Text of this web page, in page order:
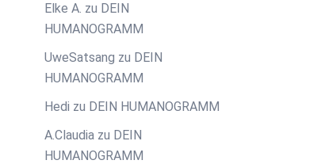
Elke A. zu DEIN
HUMANOGRAMM
UweSatsang zu DEIN
HUMANOGRAMM
Hedi zu DEIN HUMANOGRAMM
A.Claudiazu DEIN
HUMANOGRAMM